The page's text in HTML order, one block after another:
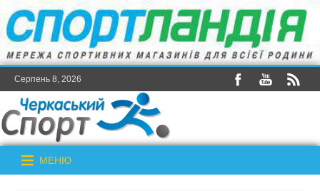
Серпень 8, 2026
МЕНЮ